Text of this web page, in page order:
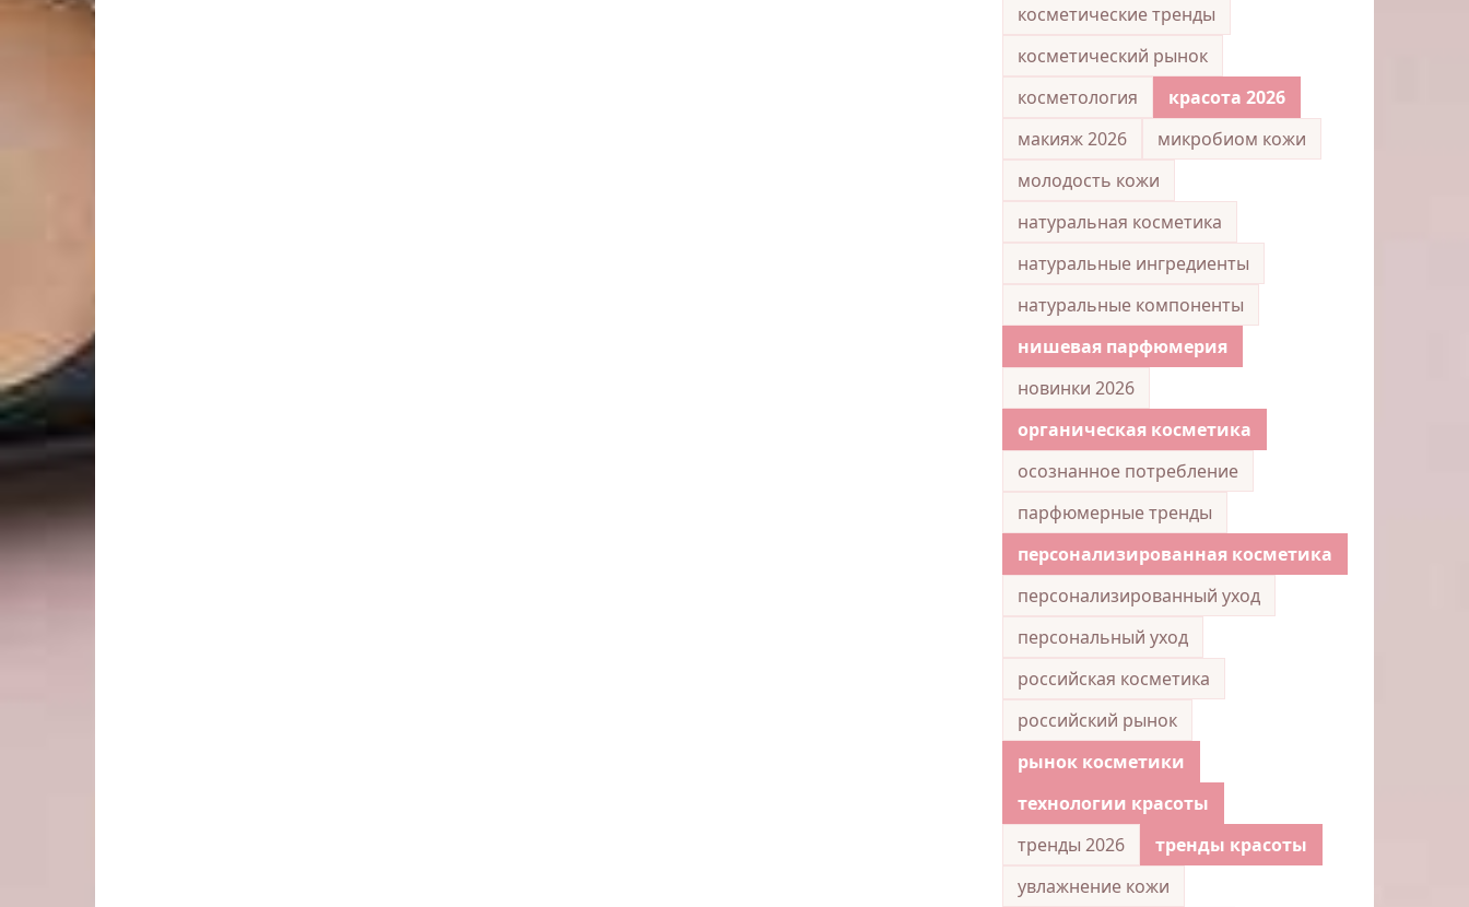
косметические тренды
косметический рынок
косметология
красота 2026
макияж 2026
микробиом кожи
молодость кожи
натуральная косметика
натуральные ингредиенты
натуральные компоненты
нишевая парфюмерия
новинки 2026
органическая косметика
осознанное потребление
парфюмерные тренды
персонализированная косметика
персонализированный уход
персональный уход
российская косметика
российский рынок
рынок косметики
технологии красоты
тренды 2026
тренды красоты
увлажнение кожи